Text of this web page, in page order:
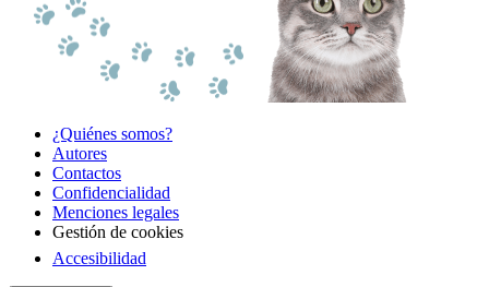
¿Quiénes somos?
Autores
Contactos
Confidencialidad
Menciones legales
Gestión de cookies
Accesibilidad